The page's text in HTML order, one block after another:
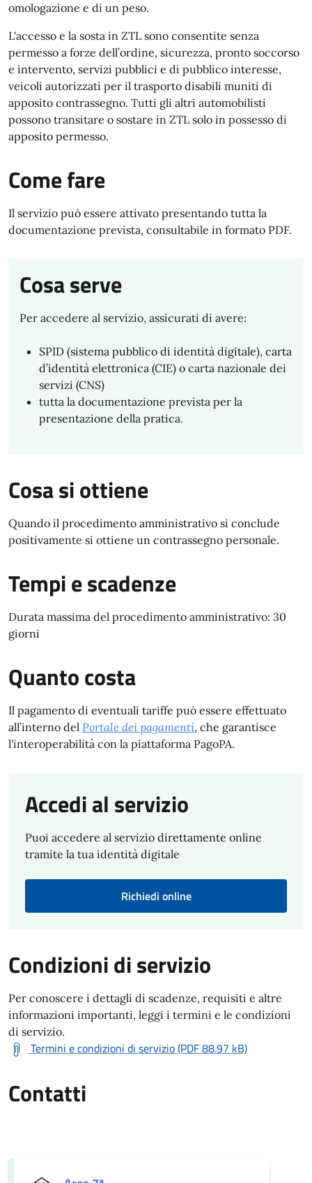
omologazione e di un peso.
L'accesso e la sosta in ZTL sono consentite senza
permesso a forze dell’ordine, sicurezza, pronto soccorso
e intervento, servizi pubblici e di pubblico interesse,
veicoli autorizzati per il trasporto disabili muniti di
apposito contrassegno. Tutti gli altri automobilisti
possono transitare o sostare in ZTL solo in possesso di
apposito permesso.
Come fare
Il servizio può essere attivato presentando tutta la
documentazione prevista, consultabile in formato PDF.
Cosa serve
Per accedere al servizio, assicurati di avere:
SPID (sistema pubblico di identità digitale), carta
d’identità elettronica (CIE) o carta nazionale dei
servizi (CNS)
tutta la documentazione prevista per la
presentazione della pratica.
Cosa si ottiene
Quando il procedimento amministrativo si conclude
positivamente si ottiene un contrassegno personale.
Tempi e scadenze
Durata massima del procedimento amministrativo: 30
giorni
Quanto costa
Il pagamento di eventuali tariffe può essere effettuato
all’interno del Portale dei pagamenti, che garantisce
l'interoperabilità con la piattaforma PagoPA.
Accedi al servizio
Puoi accedere al servizio direttamente online
tramite la tua identità digitale
Richiedi online
Condizioni di servizio
Per conoscere i dettagli di scadenze, requisiti e altre
informazioni importanti, leggi i termini e le condizioni
di servizio.
Termini e condizioni di servizio (PDF 88.97 kB)
Contatti